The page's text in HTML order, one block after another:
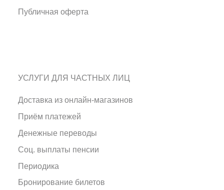
Публичная оферта
УСЛУГИ ДЛЯ ЧАСТНЫХ ЛИЦ
Доставка из онлайн-магазинов
Приём платежей
Денежные переводы
Соц. выплаты пенсии
Периодика
Бронирование билетов